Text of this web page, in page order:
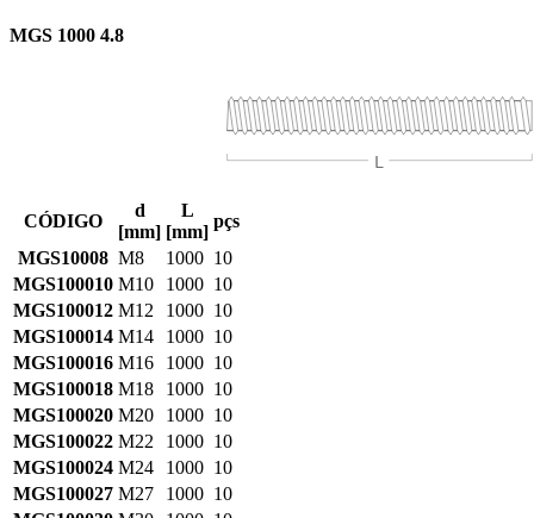
MGS 1000 4.8
CÓDIGO
d
[mm]
L
[mm]
pçs
MGS10008 M8 1000 10
MGS100010 M10 1000 10
MGS100012 M12 1000 10
MGS100014 M14 1000 10
MGS100016 M16 1000 10
MGS100018 M18 1000 10
MGS100020 M20 1000 10
MGS100022 M22 1000 10
MGS100024 M24 1000 10
MGS100027 M27 1000 10